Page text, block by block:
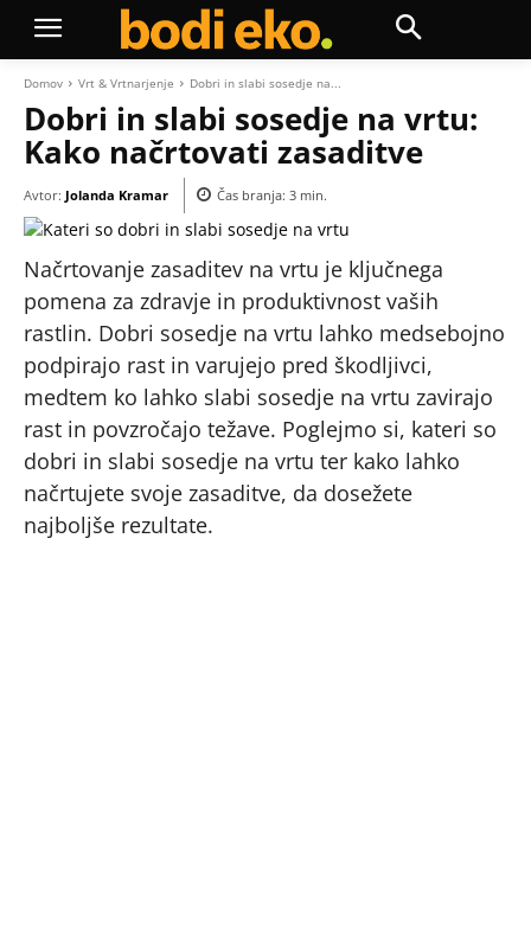
Domov Vrt & Vrtnarjenje Dobri in slabi sosedje na...
Dobri in slabi sosedje na vrtu:
Kako načrtovati zasaditve
Avtor: Jolanda Kramar Čas branja: 3 min.
Načrtovanje zasaditev na vrtu je ključnega
pomena za zdravje in produktivnost vaših
rastlin. Dobri sosedje na vrtu lahko medsebojno
podpirajo rast in varujejo pred škodljivci,
medtem ko lahko slabi sosedje na vrtu zavirajo
rast in povzročajo težave. Poglejmo si, kateri so
dobri in slabi sosedje na vrtu ter kako lahko
načrtujete svoje zasaditve, da dosežete
najboljše rezultate.